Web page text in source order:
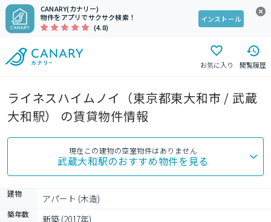
CANARY(カナリー)
物件をアプリでサクサク検索！
(4.8)
インストール
お気に入り 閲覧履歴
ライネスハイムノイ（東京都東大和市 / 武蔵
大和駅） の賃貸物件情報
現在この建物の空室物件はありません
武蔵大和駅のおすすめ物件を見る
建物 アパート (木造)
築年数 新築 (2017年)